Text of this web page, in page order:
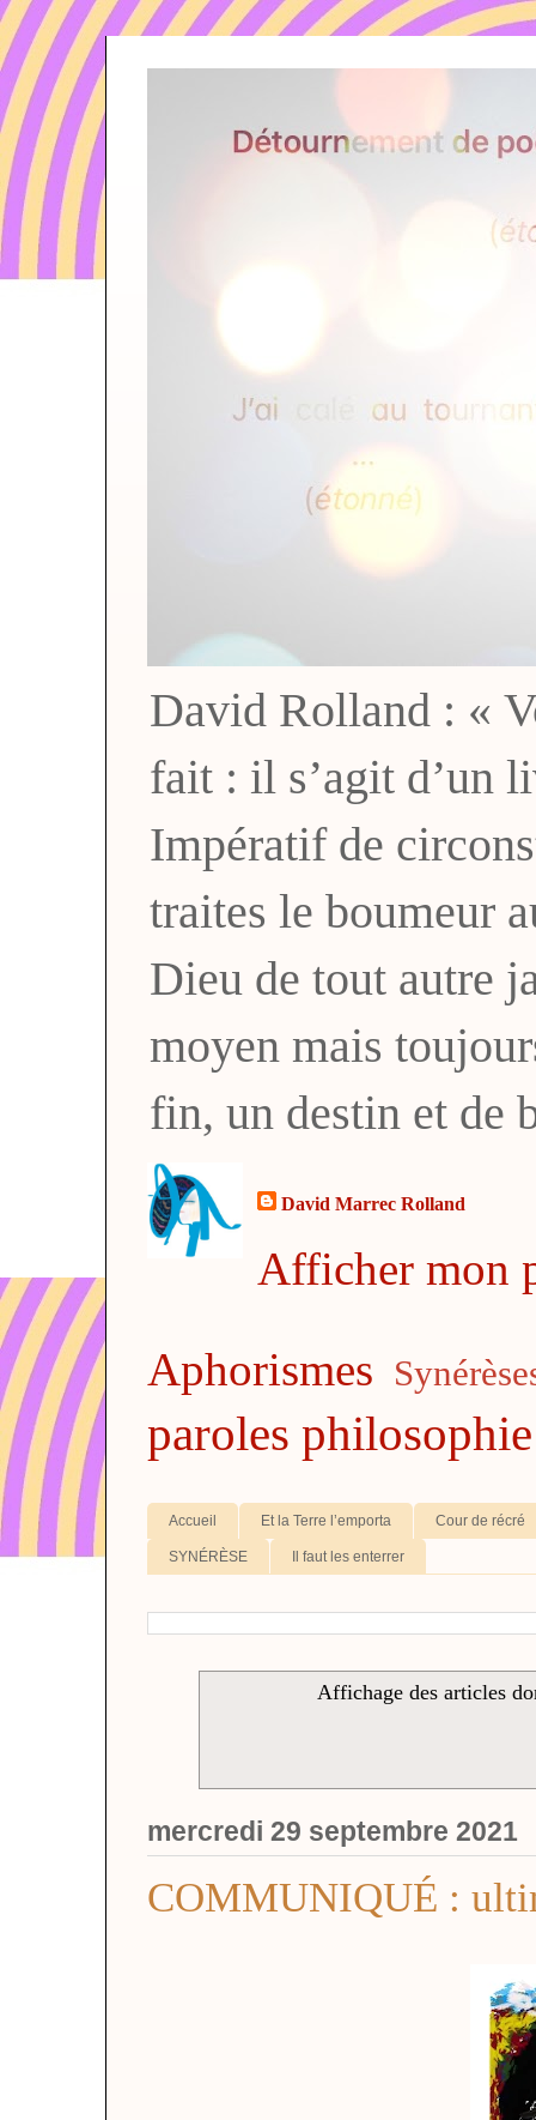
David Rolland : «
fait : il s’agit d’un
Impératif de
traites le boumeur
Dieu de tout autre
moyen mais
fin, un destin et de
David Marrec Rolland
Afficher mon
Aphorismes
paroles philosophie
Accueil Et la Terre l’emporta Cour de récré
SYNÉRÈSE Il faut les enterrer
Affichage des articles
mercredi 29 septembre 2021
COMMUNIQUÉ :